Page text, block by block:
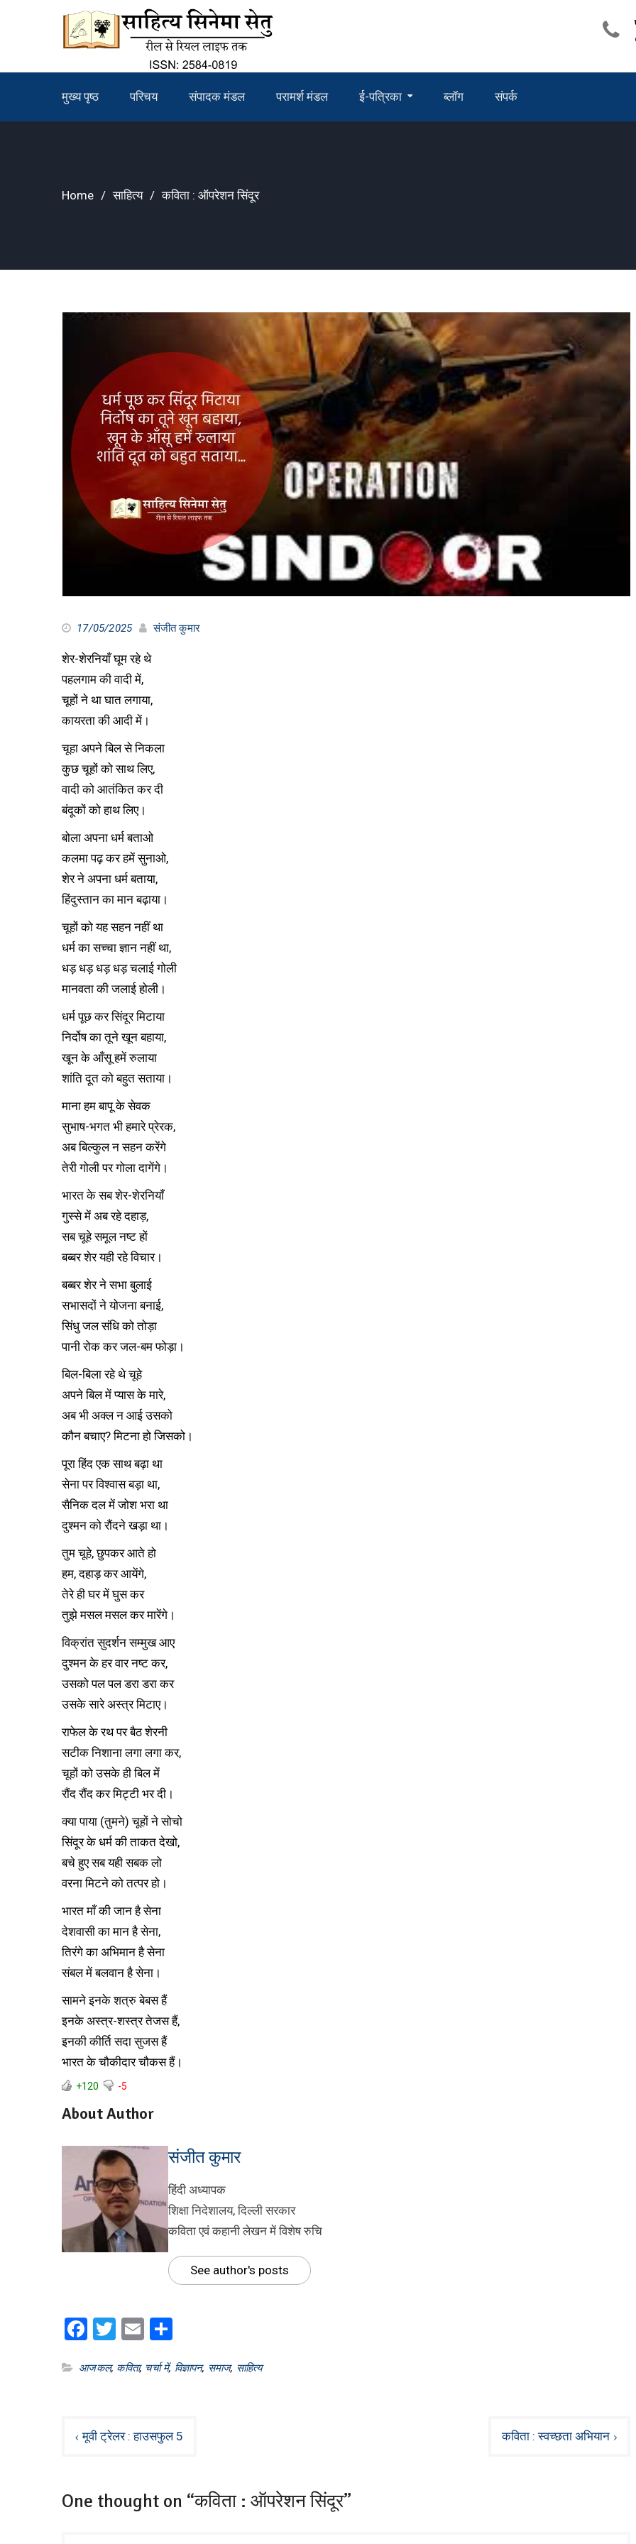
मुख्य पृष्ठ परिचय संपादक मंडल परामर्श मंडल ई-पत्रिका ब्लॉग संपर्क
Home साहित्य कविता : ऑपरेशन सिंदूर
17/05/2025 संजीत कुमार
शेर-शेरनियाँ घूम रहे थे
पहलगाम की वादी में,
चूहों ने था घात लगाया,
कायरता की आदी में।
चूहा अपने बिल से निकला
कुछ चूहों को साथ लिए,
वादी को आतंकित कर दी
बंदूकों को हाथ लिए।
बोला अपना धर्म बताओ
कलमा पढ़ कर हमें सुनाओ,
शेर ने अपना धर्म बताया,
हिंदुस्तान का मान बढ़ाया।
चूहों को यह सहन नहीं था
धर्म का सच्चा ज्ञान नहीं था,
धड़ धड़ धड़ धड़ चलाई गोली
मानवता की जलाई होली।
धर्म पूछ कर सिंदूर मिटाया
निर्दोष का तूने खून बहाया,
खून के आँसू हमें रुलाया
शांति दूत को बहुत सताया।
माना हम बापू के सेवक
सुभाष-भगत भी हमारे प्रेरक,
अब बिल्कुल न सहन करेंगे
तेरी गोली पर गोला दागेंगे।
भारत के सब शेर-शेरनियाँ
गुस्से में अब रहे दहाड़,
सब चूहे समूल नष्ट हों
बब्बर शेर यही रहे विचार।
बब्बर शेर ने सभा बुलाई
सभासदों ने योजना बनाई,
सिंधु जल संधि को तोड़ा
पानी रोक कर जल-बम फोड़ा।
बिल-बिला रहे थे चूहे
अपने बिल में प्यास के मारे,
अब भी अक्ल न आई उसको
कौन बचाए? मिटना हो जिसको।
पूरा हिंद एक साथ बढ़ा था
सेना पर विश्वास बड़ा था,
सैनिक दल में जोश भरा था
दुश्मन को रौंदने खड़ा था।
तुम चूहे, छुपकर आते हो
हम, दहाड़ कर आयेंगे,
तेरे ही घर में घुस कर
तुझे मसल मसल कर मारेंगे।
विक्रांत सुदर्शन सम्मुख आए
दुश्मन के हर वार नष्ट कर,
उसको पल पल डरा डरा कर
उसके सारे अस्त्र मिटाए।
राफेल के रथ पर बैठ शेरनी
सटीक निशाना लगा लगा कर,
चूहों को उसके ही बिल में
रौंद रौंद कर मिट्टी भर दी।
क्या पाया (तुमने) चूहों ने सोचो
सिंदूर के धर्म की ताकत देखो,
बचे हुए सब यही सबक लो
वरना मिटने को तत्पर हो।
भारत माँ की जान है सेना
देशवासी का मान है सेना,
तिरंगे का अभिमान है सेना
संबल में बलवान है सेना।
सामने इनके शत्रु बेबस हैं
इनके अस्त्र-शस्त्र तेजस हैं,
इनकी कीर्ति सदा सुजस हैं
भारत के चौकीदार चौकस हैं।
+120 -5
About Author
संजीत कुमार
हिंदी अध्यापक
शिक्षा निदेशालय, दिल्ली सरकार
कविता एवं कहानी लेखन में विशेष रुचि
See author's posts
Facebook
Twitter
Email
आजकल, कविता, चर्चा में, विज्ञापन, समाज, साहित्य
Postमूवी ट्रेलर : हाउसफुल 5 कविता : स्वच्छता अभियान
One thought on “कविता : ऑपरेशन सिंदूर”